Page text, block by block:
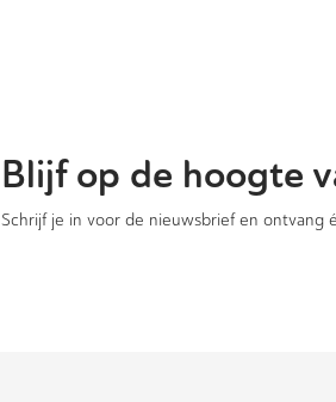
Blijf op de hoogte
Schrijf je in voor de nieuwsbrief en ontvang